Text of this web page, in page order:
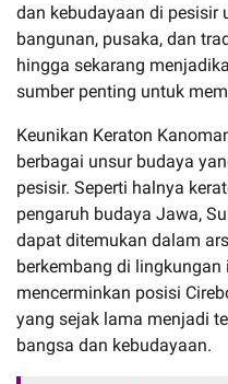
dan kebudayaan di pesisir
bangunan, pusaka, dan
hingga sekarang
sumber penting untuk
Keunikan Keraton
berbagai unsur budaya
pesisir. Seperti halnya
pengaruh budaya Jawa,
dapat ditemukan dalam
berkembang di
mencerminkan posisi
yang sejak lama menjadi
bangsa dan kebudayaan.